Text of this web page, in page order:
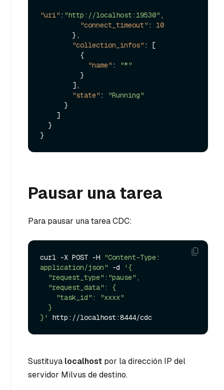
"uri" : "http://localhost:19530" ,
"connect_timeout" :
10
} ,
"collection_infos" :
[
{
"name" :
"*"
}
] ,
"state" :
"Running"
}
]
}
}
Pausar una tarea
Para pausar una tarea CDC:
curl -X POST -H "Content-Type:
application/json" -d
'{
}'
Sustituya localhost por la dirección IP del
servidor Milvus de destino.